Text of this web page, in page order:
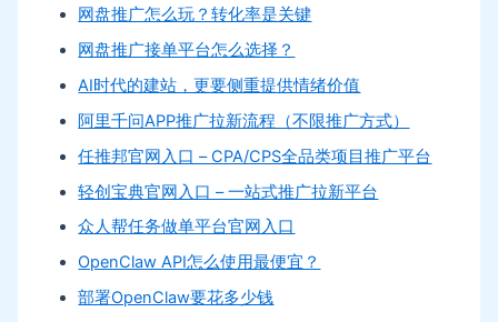
网盘推广怎么玩？转化率是关键
网盘推广接单平台怎么选择？
AI时代的建站，更要侧重提供情绪价值
阿里千问APP推广拉新流程（不限推广方式）
任推邦官网入口 – CPA/CPS全品类项目推广平台
轻创宝典官网入口 – 一站式推广拉新平台
众人帮任务做单平台官网入口
OpenClaw API怎么使用最便宜？
部署OpenClaw要花多少钱